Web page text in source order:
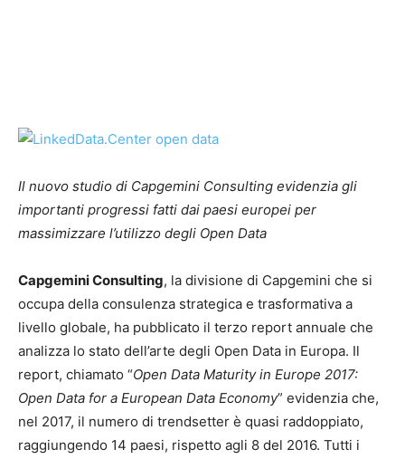
Il nuovo studio di Capgemini Consulting evidenzia gli
importanti progressi fatti dai paesi europei per
massimizzare l’utilizzo degli Open Data
Capgemini Consulting, la divisione di Capgemini che si
occupa della consulenza strategica e trasformativa a
livello globale, ha pubblicato il terzo report annuale che
analizza lo stato dell’arte degli Open Data in Europa. Il
report, chiamato “Open Data Maturity in Europe 2017:
Open Data for a European Data Economy” evidenzia che,
nel 2017, il numero di trendsetter è quasi raddoppiato,
raggiungendo 14 paesi, rispetto agli 8 del 2016. Tutti i